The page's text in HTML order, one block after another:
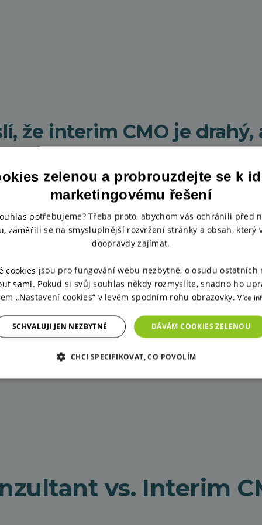
že interim CMO je
přináší konkrétní a
nevidíte změny, je
jak nastavil procesy.
bude fungovat i po
náplast, která problém
vs. Interim
zelenou a probrouzdejte se k
marketingovému řešení
potřebujeme? Třeba proto, abychom vás ochránili před
zaměřili se na smysluplnější rozvržení stránky a obsah, který
doopravdy zajímat.
cookies jsou pro fungování webu nezbytné, o osudu ostatních
sami. Pokud si svůj souhlas někdy rozmyslíte, snadno ho
„Nastavení cookies“ v levém spodním rohu obrazovky.Více
DÁVÁM COOKIES ZELENOU
SCHVALUJI JEN NEZBYTNÉ
CHCI SPECIFIKOVAT, CO POVOLÍM